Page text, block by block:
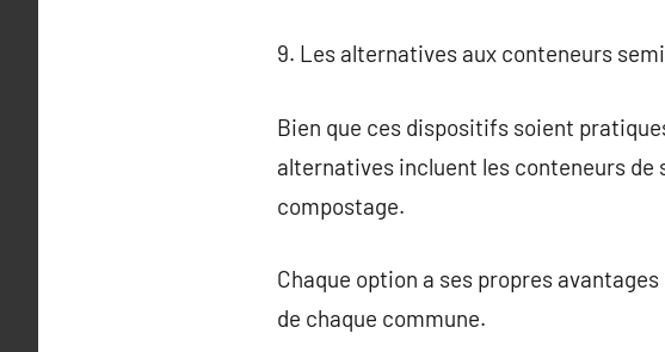
9. Les alternatives aux conteneurs
Bien que ces dispositifs soient
alternatives incluent les conteneurs de
compostage.
Chaque option a ses propres
de chaque commune.